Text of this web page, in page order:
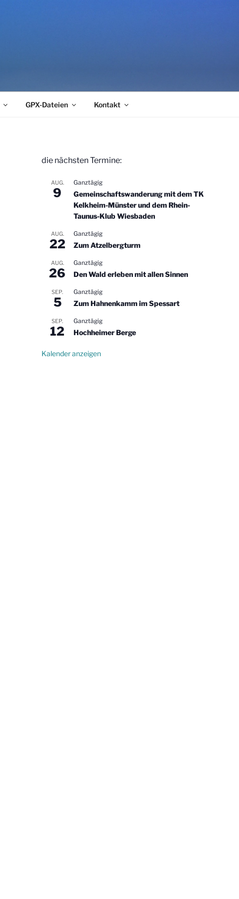
GPX-Dateien Kontakt
die nächsten Termine:
AUG.
9
Ganztägig
Gemeinschaftswanderung mit dem TK
Kelkheim-Münster und dem Rhein-
Taunus-Klub Wiesbaden
AUG.
22
Ganztägig
Zum Atzelbergturm
AUG.
26
Ganztägig
Den Wald erleben mit allen Sinnen
SEP.
5
Ganztägig
Zum Hahnenkamm im Spessart
SEP.
12
Ganztägig
Hochheimer Berge
Kalender anzeigen